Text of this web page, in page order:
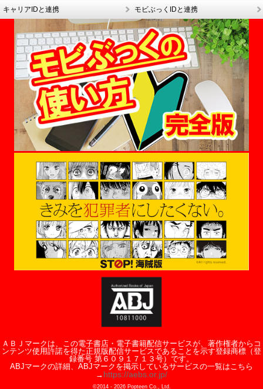
キャリアIDと連携 モビぶっくIDと連携
ＡＢＪマークは、この電子書店・電子書籍配信サービスが、著作権者からコ
ンテンツ使用許諾を得た正規版配信サービスであることを示す登録商標（登
録番号 第６０９１７１３号）です。
ABJマークの詳細、ABJマークを掲示しているサービスの一覧はこちら
→ https://aebs.or.jp/
©2014 - 2026Popteen Co., Ltd.